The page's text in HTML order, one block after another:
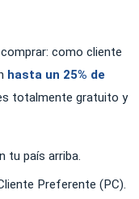
como cliente
hasta un 25% de
totalmente gratuito y
tu país arriba.
Preferente (PC).